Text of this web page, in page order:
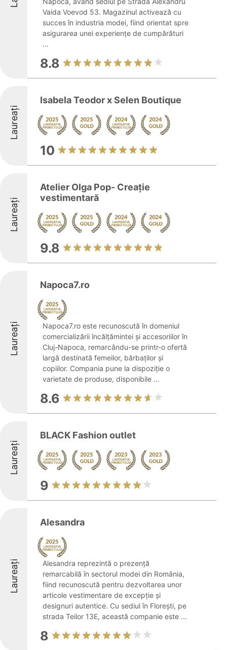
Vaida Voevod 53. Magazinul activează cu
succes în industria modei, fiind orientat spre
asigurarea unei experiențe de cumpărături
...
8.8
Laureați
Isabela Teodor x Selen Boutique
10
Laureați
Atelier Olga Pop- Creație
vestimentară
9.8
Laureați
Napoca7.ro
Napoca7.ro este recunoscută în domeniul
comercializării încălțămintei și accesoriilor în
Cluj-Napoca, remarcându-se printr-o ofertă
largă destinată femeilor, bărbaților și
copiilor. Compania pune la dispoziție o
varietate de produse, disponibile ...
8.6
Laureați
BLACK Fashion outlet
9
Laureați
Alesandra
Alesandra reprezintă o prezență
remarcabilă în sectorul modei din România,
fiind recunoscută pentru dezvoltarea unor
articole vestimentare de excepție și
designuri autentice. Cu sediul în Florești, pe
strada Teilor 13E, această companie este ...
8